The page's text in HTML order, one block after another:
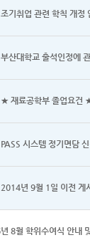
조기취업 관련 학칙 개정 안내
부산대학교 출석인정에 관한 세부지침
★ 재료공학부 졸업요건 ★ ----
PASS 시스템 정기면담
2014년 9월 1일 이전 게